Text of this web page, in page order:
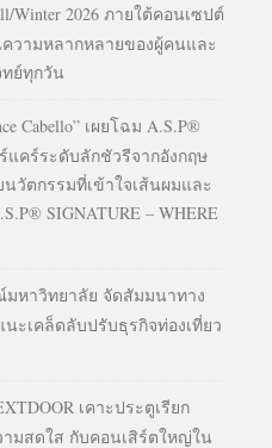
Winter 2026 ภายใต้คอนเซปต์
ความหลากหลายของผู้คนและ
ย์ทุกวัน
Cabello” เผยโฉม A.S.P®
แคร์ระดับลักชัวรีจากอังกฤษ
วัตกรรมที่เข้าใจเส้นผมและ
SIGNATURE – WHERE
หาวิทยาลัย จัดสัมมนาทาง
ะเคล็ดลับปรับธุรกิจท่องเที่ยว
เคาะประตูเรียก
ามสดใส กับคอนเสิร์ตใหญ่ใน